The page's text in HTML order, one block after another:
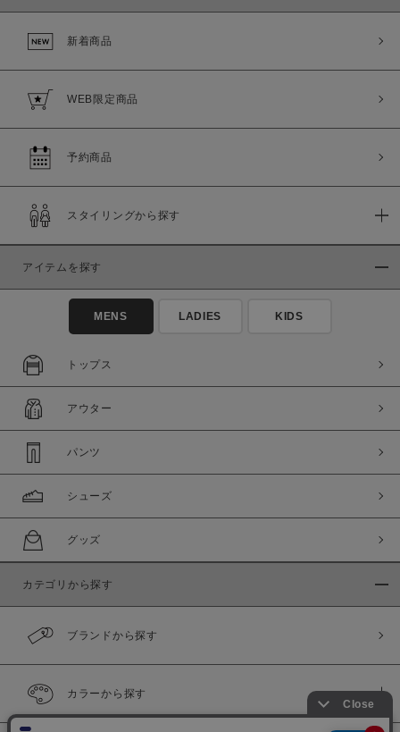
この条件で絞り込む
新着商品
WEB限定商品
予約商品
スタイリングから探す
アイテムを探す
MENS LADIES KIDS
トップス
アウター
パンツ
シューズ
グッズ
カテゴリから探す
ブランドから探す
カラーから探す